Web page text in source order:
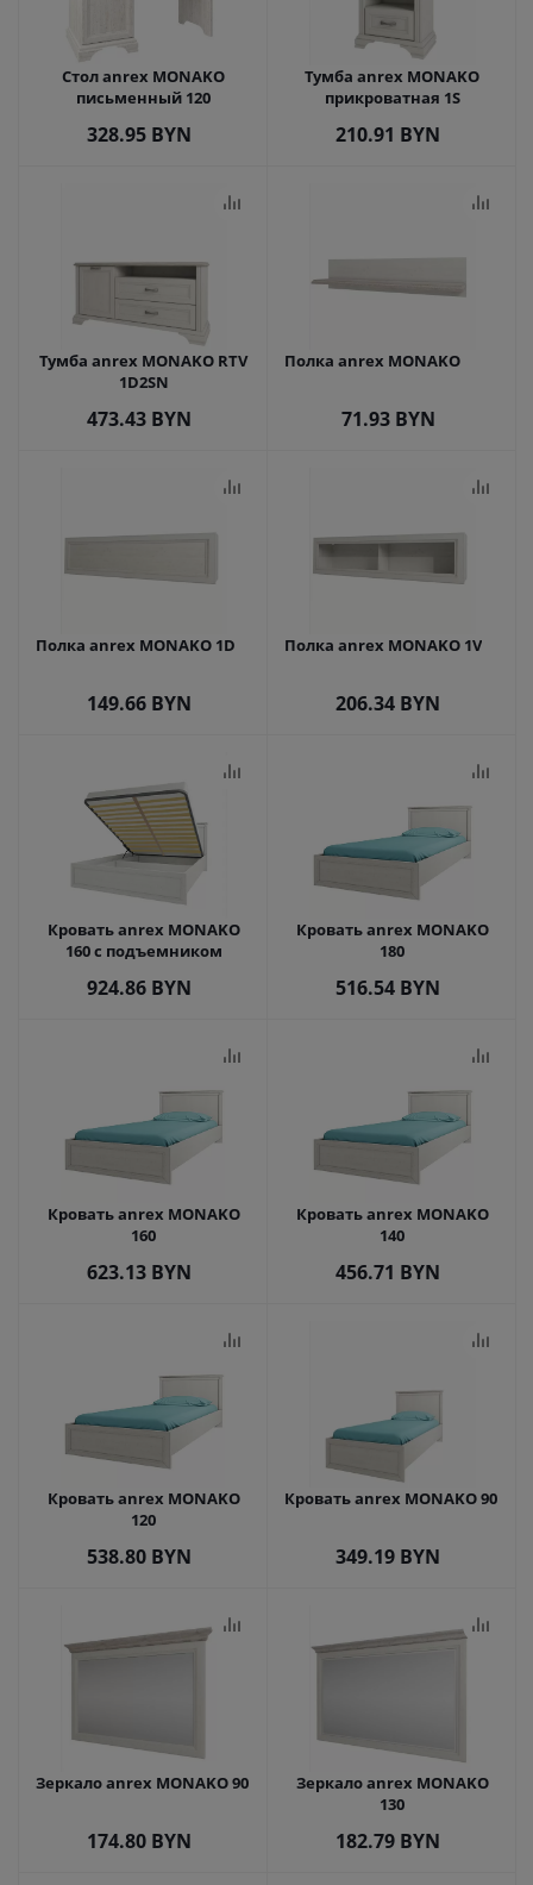
Стол anrex MONAKO
письменный 120
328.95 BYN
Тумба anrex MONAKO
прикроватная 1S
210.91 BYN
Тумба anrex MONAKO RTV
1D2SN
473.43 BYN
Полка anrex MONAKO
71.93BYN
Полка anrex MONAKO 1D
149.66 BYN
Полка anrex MONAKO 1V
206.34 BYN
Кровать anrex MONAKO
160 с подъемником
924.86 BYN
Кровать anrex MONAKO
180
516.54 BYN
Кровать anrex MONAKO
160
623.13 BYN
Кровать anrex MONAKO
140
456.71 BYN
Кровать anrex MONAKO
120
538.80 BYN
Кровать anrex MONAKO 90
349.19 BYN
Зеркало anrex MONAKO 90
174.80 BYN
Зеркало anrex MONAKO
130
182.79 BYN